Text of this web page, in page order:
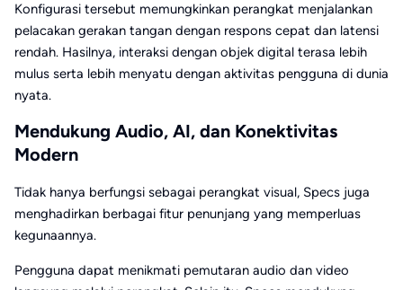
Konfigurasi tersebut memungkinkan perangkat menjalankan
pelacakan gerakan tangan dengan respons cepat dan latensi
rendah. Hasilnya, interaksi dengan objek digital terasa lebih
mulus serta lebih menyatu dengan aktivitas pengguna di dunia
nyata.
Mendukung Audio, AI, dan Konektivitas
Modern
Tidak hanya berfungsi sebagai perangkat visual, Specs juga
menghadirkan berbagai fitur penunjang yang memperluas
kegunaannya.
Pengguna dapat menikmati pemutaran audio dan video